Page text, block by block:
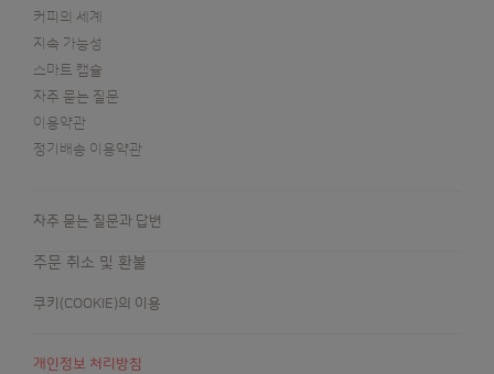
커피의 세계
지속 가능성
스마트 캡슐
자주 묻는 질문
이용약관
정기배송 이용약관
자주 묻는 질문과 답변
주문 취소 및 환불
쿠키(COOKIE)의 이용
개인정보 처리방침